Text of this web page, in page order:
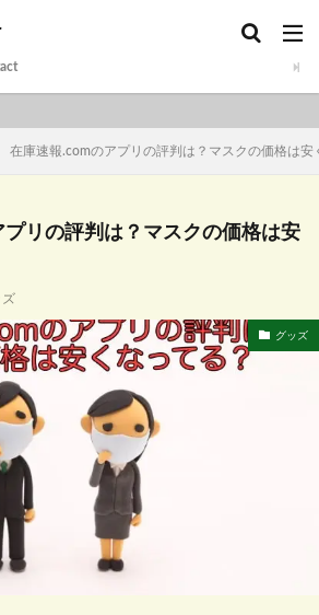
在庫速報.comのアプリの評判は？マスクの価格は安
リの評判は？マスクの価格は安
ズ
グッズ